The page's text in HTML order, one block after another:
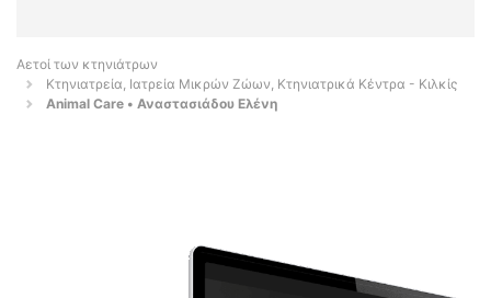
Αετοί των κτηνιάτρων
Κτηνιατρεία, Ιατρεία Μικρών Ζώων, Κτηνιατρικά Κέντρα - Κιλκίς
Animal Care • Αναστασιάδου Ελένη